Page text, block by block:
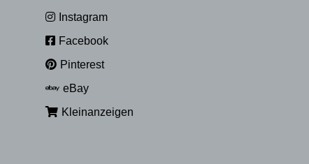
Instagram
Facebook
Pinterest
eBay
Kleinanzeigen